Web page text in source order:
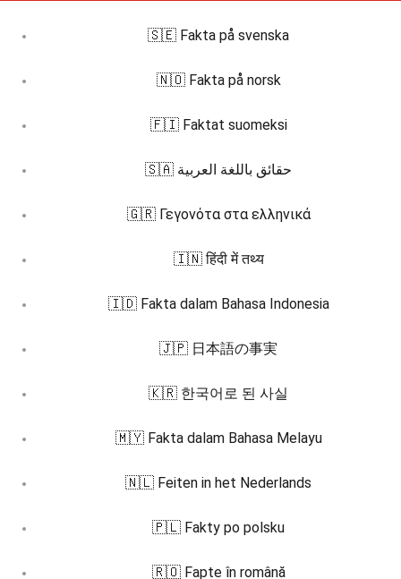
🇸🇪 Fakta på svenska
🇳🇴 Fakta på norsk
🇫🇮 Faktat suomeksi
🇸🇦 حقائق باللغة العربية
🇬🇷 Γεγονότα στα ελληνικά
🇮🇳 हिंदी में तथ्य
🇮🇩 Fakta dalam Bahasa Indonesia
🇯🇵 日本語の事実
🇰🇷 한국어로 된 사실
🇲🇾 Fakta dalam Bahasa Melayu
🇳🇱 Feiten in het Nederlands
🇵🇱 Fakty po polsku
🇷🇴 Fapte în română